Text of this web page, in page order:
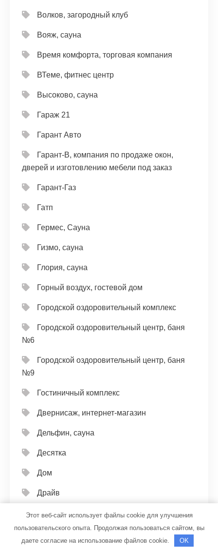
Волков, загородный клуб
Вояж, сауна
Время комфорта, торговая компания
ВТеме, фитнес центр
Высоково, сауна
Гараж 21
Гарант Авто
Гарант-В, компания по продаже окон,
дверей и изготовлению мебели под заказ
Гарант-Газ
Гатп
Гермес, Сауна
Гизмо, сауна
Глория, сауна
Горный воздух, гостевой дом
Городской оздоровительный комплекс
Городской оздоровительный центр, баня
№6
Городской оздоровительный центр, баня
№9
Гостиничный комплекс
Двернисаж, интернет-магазин
Дельфин, сауна
Десятка
Дом
Драйв
Дунай, автокомплекс
Дуэт
Этот веб-сайт использует файлы cookie для улучшения
пользовательского опыта. Продолжая пользоваться сайтом, вы
даете согласие на использование файлов cookie.
OK